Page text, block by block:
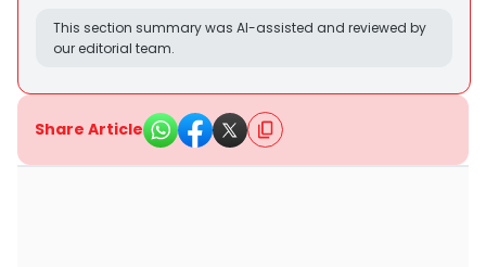
This section summary was AI-assisted and reviewed by
our editorial team.
Share Article